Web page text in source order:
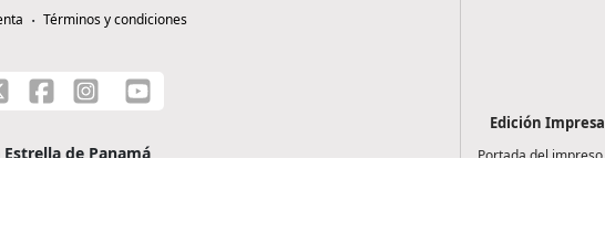
Términos y condiciones
de Panamá
Edición Impresa
Portada del impreso